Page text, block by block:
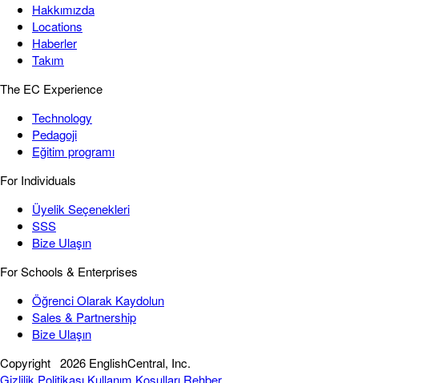
Hakkımızda
Locations
Haberler
Takım
The EC Experience
Technology
Pedagoji
Eğitim programı
For Individuals
Üyelik Seçenekleri
SSS
Bize Ulaşın
For Schools & Enterprises
Öğrenci Olarak Kaydolun
Sales & Partnership
Bize Ulaşın
Copyright 2026 EnglishCentral, Inc.